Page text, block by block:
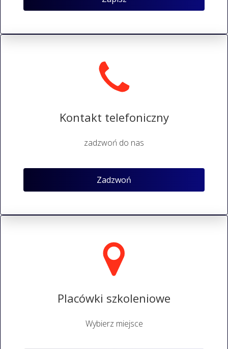
Kontakt telefoniczny
zadzwoń do nas
Zadzwoń
Placówki szkoleniowe
Wybierz miejsce